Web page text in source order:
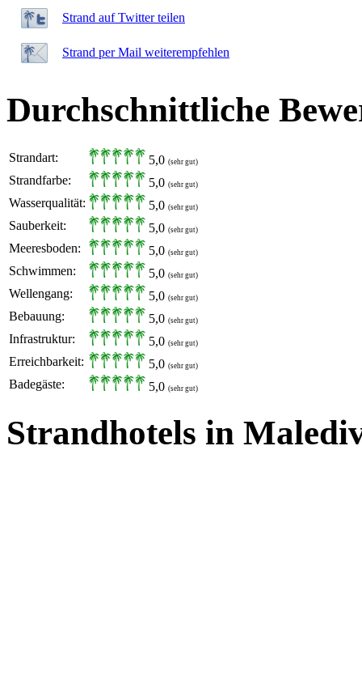
Strand auf Twitter teilen
Strand per Mail weiterempfehlen
Durchschnittliche
Strandart: 5,0 (sehr gut)
Strandfarbe: 5,0 (sehr gut)
Wasserqualität: 5,0 (sehr gut)
Sauberkeit: 5,0 (sehr gut)
Meeresboden: 5,0 (sehr gut)
Schwimmen: 5,0 (sehr gut)
Wellengang: 5,0 (sehr gut)
Bebauung: 5,0 (sehr gut)
Infrastruktur: 5,0 (sehr gut)
Erreichbarkeit: 5,0 (sehr gut)
Badegäste: 5,0 (sehr gut)
Strandhotels in